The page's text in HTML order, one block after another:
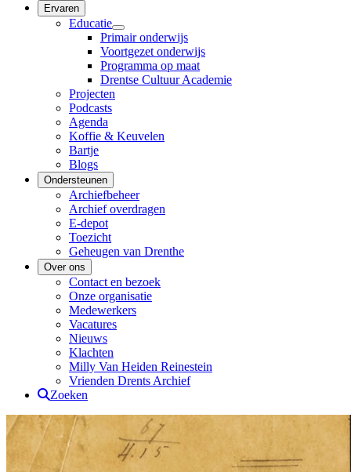
Ervaren
Educatie
Primair onderwijs
Voortgezet onderwijs
Programma op maat
Drentse Cultuur Academie
Projecten
Podcasts
Agenda
Koffie & Keuvelen
Bartje
Blogs
Ondersteunen
Archiefbeheer
Archief overdragen
E-depot
Toezicht
Geheugen van Drenthe
Over ons
Contact en bezoek
Onze organisatie
Medewerkers
Vacatures
Nieuws
Klachten
Milly Van Heiden Reinestein
Vrienden Drents Archief
Zoeken
Drents Archief